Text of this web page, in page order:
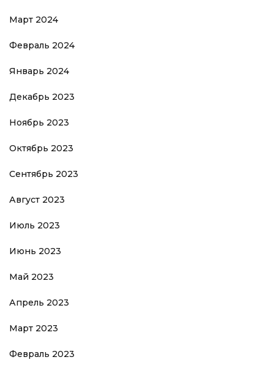
Март 2024
Февраль 2024
Январь 2024
Декабрь 2023
Ноябрь 2023
Октябрь 2023
Сентябрь 2023
Август 2023
Июль 2023
Июнь 2023
Май 2023
Апрель 2023
Март 2023
Февраль 2023